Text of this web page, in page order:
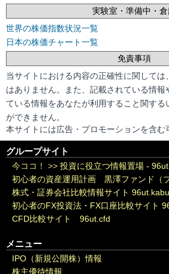
実験室・準備中・
世界の株価指数状況一覧
日本の株価チャート一覧
免責事項
当サイトにおける内容の正確性に関して
はありません。また、記載されている情
ている情報をあなたが利用すること関する
ができません。
本サイトには広告・プロモーションを含む
グループサイト
今ココ！ >> 投資に役立つ情報置場 -
初心者の資産運用計画 黒澤ファンド（ブ
株式・証券会社比較情報サイト 96ut.kabu
初心者のFX投資法・FX口座比較サイト
CFD比較サイト 96ut.cfd
メニュー
IPO（新規公開株）情報
株主優待情報